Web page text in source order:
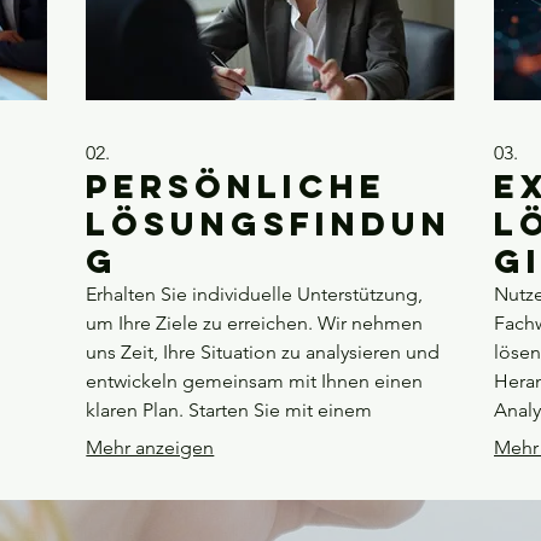
02.
Persönliche
Lösungsfindun
g
Erhalten Sie individuelle Unterstützung,
um Ihre Ziele zu erreichen. Wir nehmen
uns Zeit, Ihre Situation zu analysieren und
entwickeln gemeinsam mit Ihnen einen
klaren Plan. Starten Sie mit einem
persönlichen Gespräch, das auf Ihre
Mehr anzeigen
03.